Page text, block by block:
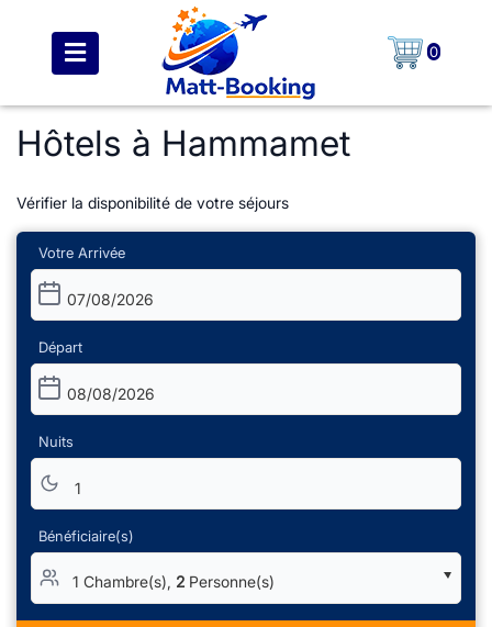
0
Hôtels à Hammamet
Vérifier la disponibilité de votre séjours
Votre Arrivée
07/08/2026
Départ
08/08/2026
Nuits
1
Bénéficiaire(s)
1 Chambre(s), 2 Personne(s)